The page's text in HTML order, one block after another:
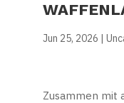
Jun 25, 2026 |
Zusammen mit